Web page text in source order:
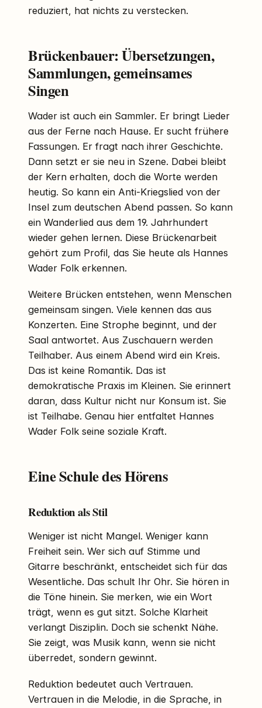
reduziert, hat nichts zu verstecken.
Brückenbauer: Übersetzungen,
Sammlungen, gemeinsames
Singen
Wader ist auch ein Sammler. Er bringt Lieder
aus der Ferne nach Hause. Er sucht frühere
Fassungen. Er fragt nach ihrer Geschichte.
Dann setzt er sie neu in Szene. Dabei bleibt
der Kern erhalten, doch die Worte werden
heutig. So kann ein Anti-Kriegslied von der
Insel zum deutschen Abend passen. So kann
ein Wanderlied aus dem 19. Jahrhundert
wieder gehen lernen. Diese Brückenarbeit
gehört zum Profil, das Sie heute als Hannes
Wader Folk erkennen.
Weitere Brücken entstehen, wenn Menschen
gemeinsam singen. Viele kennen das aus
Konzerten. Eine Strophe beginnt, und der
Saal antwortet. Aus Zuschauern werden
Teilhaber. Aus einem Abend wird ein Kreis.
Das ist keine Romantik. Das ist
demokratische Praxis im Kleinen. Sie erinnert
daran, dass Kultur nicht nur Konsum ist. Sie
ist Teilhabe. Genau hier entfaltet Hannes
Wader Folk seine soziale Kraft.
Eine Schule des Hörens
Reduktion als Stil
Weniger ist nicht Mangel. Weniger kann
Freiheit sein. Wer sich auf Stimme und
Gitarre beschränkt, entscheidet sich für das
Wesentliche. Das schult Ihr Ohr. Sie hören in
die Töne hinein. Sie merken, wie ein Wort
trägt, wenn es gut sitzt. Solche Klarheit
verlangt Disziplin. Doch sie schenkt Nähe.
Sie zeigt, was Musik kann, wenn sie nicht
überredet, sondern gewinnt.
Reduktion bedeutet auch Vertrauen.
Vertrauen in die Melodie, in die Sprache, in